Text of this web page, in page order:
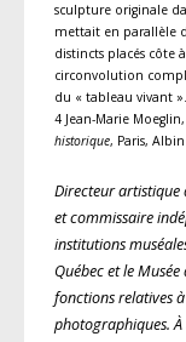
sculpture originale
mettait en parallèle
distincts placés côte
circonvolution
du « tableau vivant ».
4 Jean-Marie Moeglin,
historique, Paris,
Directeur artistique
et commissaire
institutions
Québec et le
fonctions relatives
photographiques.